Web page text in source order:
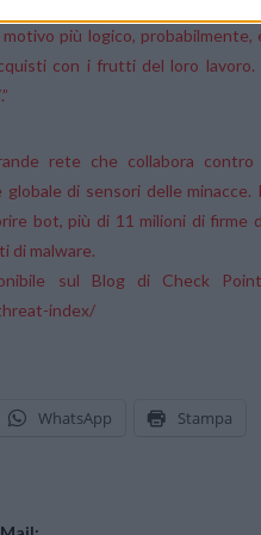
rispetto ai mesi precedenti. Le
più logico, probabilmente,
con i frutti del loro lavoro.
rete che collabora contro
di sensori delle minacce.
bot, più di 11 milioni di firme
di malware.
sul Blog di Check
index/
WhatsApp Stampa